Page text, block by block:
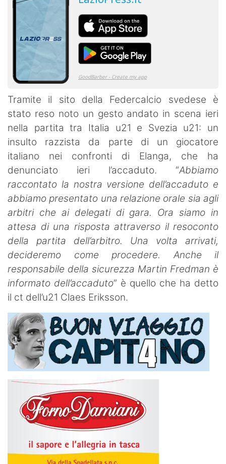
Tramite il sito della Federcalcio svedese è
stato reso noto un gesto andato in scena ieri
nella partita tra Italia u21 e Svezia u21: un
insulto razzista da parte di un giocatore
italiano nei confronti di Elanga, che ha
denunciato ieri l’accaduto. “Abbiamo
raccontato la nostra versione dell’accaduto e
abbiamo presentato una relazione orale sia agli
arbitri che ai delegati di gara. Ora siamo in
attesa di una risposta attraverso il resoconto
della partita dell’arbitro. Una volta arrivati,
decideremo come procedere. Anche il
responsabile della sicurezza Martin Fredman è
informato dell’accaduto” è quello che ha detto
il ct dell’u21 Claes Eriksson.